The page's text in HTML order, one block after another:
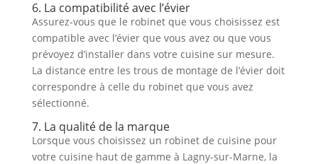
6. La compatibilité avec l’évier
Assurez-vous que le robinet que vous choisissez est
compatible avec l’évier que vous avez ou que vous
prévoyez d’installer dans votre cuisine sur mesure.
La distance entre les trous de montage de l’évier doit
correspondre à celle du robinet que vous avez
sélectionné.
7. La qualité de la marque
Lorsque vous choisissez un robinet de cuisine pour
votre cuisine haut de gamme à Lagny-sur-Marne, la